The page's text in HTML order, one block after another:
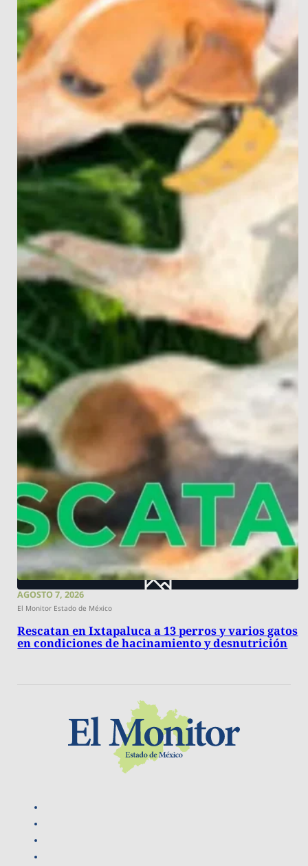
AGOSTO 7, 2026
El Monitor Estado de México
Rescatan en Ixtapaluca a 13 perros y varios gatos
en condiciones de hacinamiento y desnutrición